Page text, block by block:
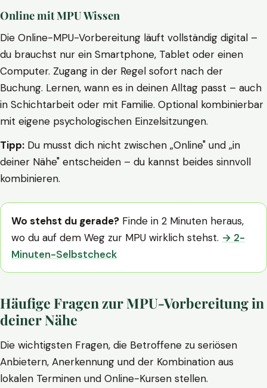
Online mit MPU Wissen
Die Online-MPU-Vorbereitung läuft vollständig digital –
du brauchst nur ein Smartphone, Tablet oder einen
Computer. Zugang in der Regel sofort nach der
Buchung. Lernen, wann es in deinen Alltag passt – auch
in Schichtarbeit oder mit Familie. Optional kombinierbar
mit eigene psychologischen Einzelsitzungen.
Tipp: Du musst dich nicht zwischen „Online" und „in
deiner Nähe" entscheiden – du kannst beides sinnvoll
kombinieren.
Wo stehst du gerade? Finde in 2 Minuten heraus,
wo du auf dem Weg zur MPU wirklich stehst. → 2-
Minuten-Selbstcheck
Häufige Fragen zur MPU-Vorbereitung in
deiner Nähe
Die wichtigsten Fragen, die Betroffene zu seriösen
Anbietern, Anerkennung und der Kombination aus
lokalen Terminen und Online-Kursen stellen.